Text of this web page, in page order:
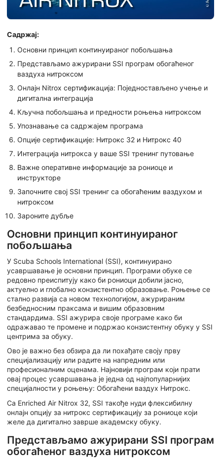
Садржај:
Основни принцип континуираног побољшања
Представљамо ажурирани SSI програм обогаћеног
ваздуха нитроксом
Онлајн Nitrox сертификација: Поједностављено учење и
дигитална интеграција
Кључна побољшања и предности роњења нитроксом
Упознавање са садржајем програма
Опције сертификације: Нитрокс 32 и Нитрокс 40
Интеграција нитрокса у ваше SSI тренинг путовање
Важне оперативне информације за рониоце и
инструкторе
Започните свој SSI тренинг са обогаћеним ваздухом и
нитроксом
Зароните дубље
Основни принцип континуираног
побољшања
У Scuba Schools International (SSI), континуирано
усавршавање је основни принцип. Програми обуке се
редовно преиспитују како би рониоци добили јасно,
актуелно и глобално конзистентно образовање. Роњење се
стално развија са новом технологијом, ажурираним
безбедносним праксама и вишим образовним
стандардима. SSI ажурира своје програме како би
одражавао те промене и подржао конзистентну обуку у SSI
центрима за обуку.
Ово је важно без обзира да ли похађате своју прву
специјализацију или радите на напредним или
професионалним оценама. Најновији програм који прати
овај процес усавршавања је једна од најпопуларнијих
специјалности у роњењу: Обогаћени ваздух Нитрокс.
Са Enriched Air Nitrox 32, SSI такође нуди флексибилну
онлајн опцију за нитрокс сертификацију за рониоце који
желе да дигитално заврше академску обуку.
Представљамо ажурирани SSI програм
обогаћеног ваздуха нитроксом